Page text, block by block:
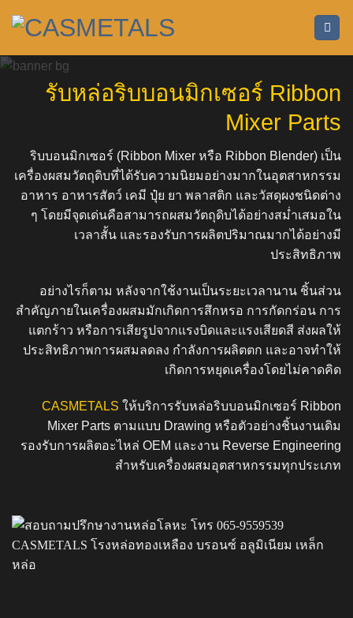
ไป
เนื้อหา
รับหล่อริบบอนมิกเซอร์ Ribbon
Mixer Parts
ริบบอนมิกเซอร์ (Ribbon Mixer หรือ Ribbon Blender) เป็น
เครื่องผสมวัตถุดิบที่ได้รับความนิยมอย่างมากในอุตสาหกรรม
อาหาร อาหารสัตว์ เคมี ปุ๋ย ยา พลาสติก และวัสดุผงชนิดต่าง
ๆ โดยมีจุดเด่นคือสามารถผสมวัตถุดิบได้อย่างสม่ำเสมอใน
เวลาสั้น และรองรับการผลิตปริมาณมากได้อย่างมี
ประสิทธิภาพ
อย่างไรก็ตาม หลังจากใช้งานเป็นระยะเวลานาน ชิ้นส่วน
สำคัญภายในเครื่องผสมมักเกิดการสึกหรอ การกัดกร่อน การ
แตกร้าว หรือการเสียรูปจากแรงบิดและแรงเสียดสี ส่งผลให้
ประสิทธิภาพการผสมลดลง กำลังการผลิตตก และอาจทำให้
เกิดการหยุดเครื่องโดยไม่คาดคิด
CASMETALS ให้บริการรับหล่อริบบอนมิกเซอร์ Ribbon
Mixer Parts ตามแบบ Drawing หรือตัวอย่างชิ้นงานเดิม
รองรับการผลิตอะไหล่ OEM และงาน Reverse Engineering
สำหรับเครื่องผสมอุตสาหกรรมทุกประเภท